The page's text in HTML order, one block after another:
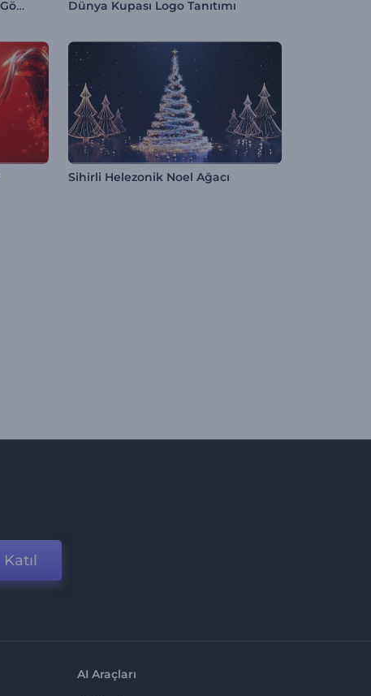
Yıldızlar Arası Seyahat Logo Gösterimi Dünya Kupası Logo Tanıtımı
Sihirli Helezonik Noel Ağacı
Katıl
AI Araçları